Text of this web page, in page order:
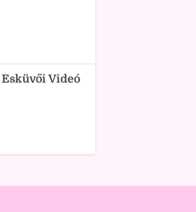
Videó